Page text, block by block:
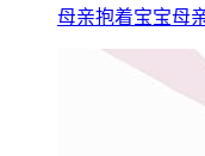
母亲抱着宝宝母